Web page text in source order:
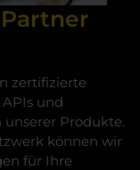
zertifizierte
und
Produkte.
können wir
für Ihre